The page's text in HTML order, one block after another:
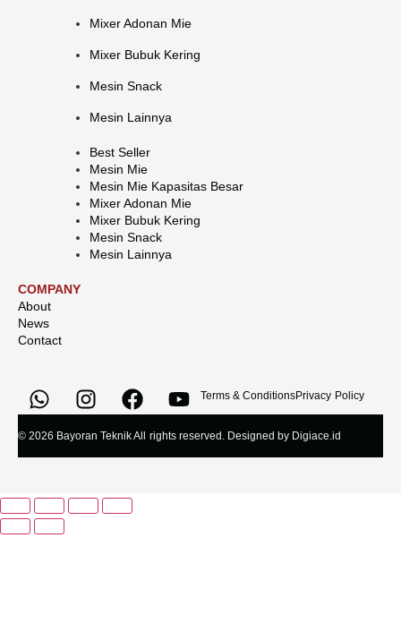
Mixer Adonan Mie
Mixer Bubuk Kering
Mesin Snack
Mesin Lainnya
Best Seller
Mesin Mie
Mesin Mie Kapasitas Besar
Mixer Adonan Mie
Mixer Bubuk Kering
Mesin Snack
Mesin Lainnya
COMPANY
About
News
Contact
Terms & ConditionsPrivacy Policy
© 2026 Bayoran Teknik All rights reserved. Designed by Digiace.id